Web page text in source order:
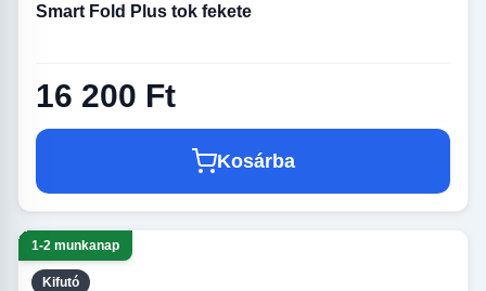
Smart Fold Plus tok fekete
16 200 Ft
Kosárba
Kifutó
1-2 munkanap